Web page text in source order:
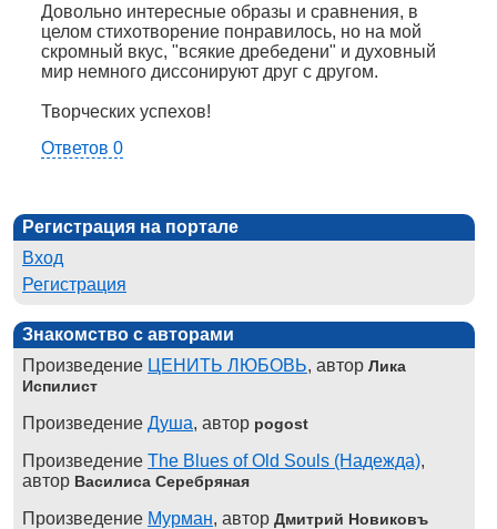
Довольно интересные образы и сравнения, в
целом стихотворение понравилось, но на мой
скромный вкус, "всякие дребедени" и духовный
мир немного диссонируют друг с другом.
Творческих успехов!
Ответов 0
Регистрация на портале
Вход
Регистрация
Знакомство с авторами
Произведение ЦЕНИТЬ ЛЮБОВЬ, автор Лика
Испилист
Произведение Душа, автор pogost
Произведение The Blues of Old Souls (Надежда),
автор Василиса Серебряная
Произведение Мурман, автор Дмитрий Новиковъ